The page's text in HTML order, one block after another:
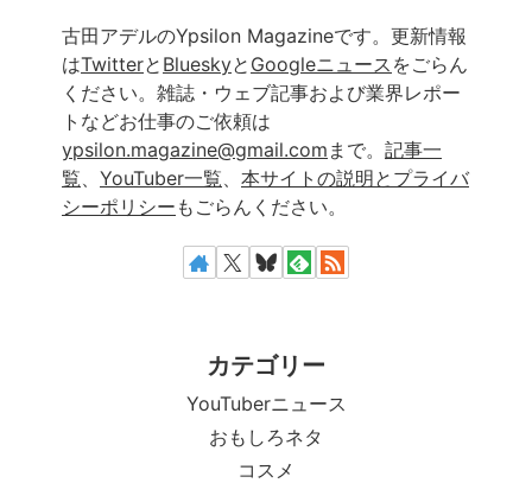
古田アデルのYpsilon Magazineです。更新情報
はTwitterと Blueskyと Googleニュース をごらん
ください。雑誌・ウェブ記事および業界レポー
トなどお仕事のご依頼は
ypsilon.magazine@gmail.com まで。 記事一
覧
YouTuber一覧
本サイトの説明とプライバ
シーポリシー もごらんください。
カテゴリー
YouTuberニュース
おもしろネタ
コスメ